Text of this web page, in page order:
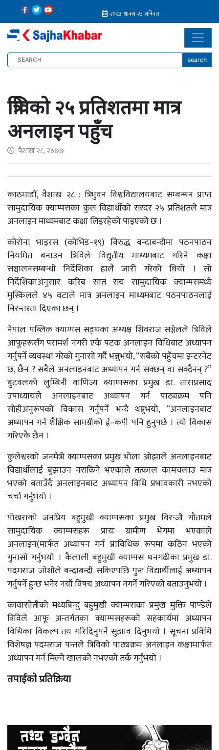
search
त्रिविको २५ प्रतिशतमा मात्र
अनलाइन पहुँच
बैशाख २८, २०७७
काठमाडौँ, वैशाख २८ : त्रिभुवन विश्वविद्यालयबाट सम्बन्धन प्राप्त
सामुदायिक क्याम्पसका कुल विद्यार्थीको सरदर २५ प्रतिशतले मात्र
अनलाइन माध्यमबाट कक्षा लिइरहेको पाइएको छ ।
कोरोना भाइरस (कोभिड–१९) विरुद्ध बन्दाबन्दीमा पठनपाठन
नियमित बनाउन त्रिविले विद्युतीय माध्यमबाट गरिने कक्षा
सञ्चालनसम्बन्धी निर्देशिका हालै जारी गरेको थियो । सो
निर्देशिकाअनुसार करिब सात सय सामुदायिक क्याम्पसमध्ये
मुस्किलले ४५ वटाले मात्र अनलाइन माध्यमबाट पठनपाठनलाई
निरन्तरता दिएका छन् ।
नेपाल पब्लिक क्याम्पस सङ्घका अध्यक्ष शिवराज सञ्जेलले त्रिविले
आफूहरूसँग परामर्श नगरी एकै पटक अनलाइन विधिबाट अध्यापन
गर्नुपर्ने व्यवस्था गरेको गुनासो गर्दै भन्नुभयो, “सबैको पहुँचमा इन्टरनेट
छ, छैन ? सबैले अनलाइनबाट अध्यापन गर्न सक्छन् वा सक्दैनन् ?”
बुटवलको लुम्बिनी वाणिज्य क्याम्पसका प्रमुख डा. ताराप्रसाद
उपाध्यायले अनलाइनबाट अध्यापन गर्न पाठ्यक्रम पनि
सोहीअनुरूपको विकास गर्नुपर्ने भन्दै थप्नुभयो, “अनलाइनबाट
अध्यापन गर्न शैक्षिक सामग्रीको ई–कपी पनि हुनुपर्छ । त्यो विकास
गरिएकै छैन ।
कुलेश्वरको जनमैत्री क्याम्पसका प्रमुख भोला ओझाले अनलाइनबाट
विद्यार्थीलाई बुझाउन नसकिने भएकाले तत्काल कामचलाउ मात्र
भएको बताउँदै अनलाइनबाट अध्यापन विधि प्रभावकारी नभएको
चर्चा गर्नुभयो ।
पोखराको जनप्रिय बहुमुखी क्याम्पसका प्रमुख विरन्जी गौतमले
सामुदायिक क्याम्पसहरू प्रायः ग्रामीण भेगमा भएकाले
अनलाइन(मार्फत अध्यापन गर्न प्राविधिक रूपमा कठिन भएको
गुनासो गर्नुभयो । कैलाली बहुमुखी क्याम्पस धनगढीका प्रमुख डा.
पदमराज जोशीले बन्दाबन्दी सकिएपछि पुनः विद्यार्थीलाई अध्यापन
गर्नुपर्ने हुन्छ भनेर नयाँ विषय अध्यापन नगर्ने गरिएको बताउनुभयो ।
कावासोतीको मध्यबिन्दु बहुमुखी क्याम्पसका प्रमुख मुक्ति पाण्डेले
त्रिविले आफू अन्तर्गतका क्याम्पसहरूको सहकार्यमा अध्यापन
विधिका विकल्प तय गरिदिनुपर्ने सुझाव दिनुभयो । सूचना प्रविधि
विशेषज्ञ पदमराज पन्तले त्रिविको पाठ्यक्रम अनलाइन कक्षामार्फत
अध्यापन गर्न मिल्ने खालको नभएको तर्क गर्नुभयो ।
तपाईको प्रतिक्रिया